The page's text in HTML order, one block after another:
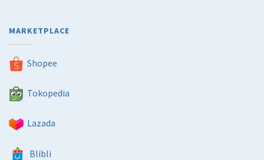
MARKETPLACE
Shopee
Tokopedia
Lazada
Blibli